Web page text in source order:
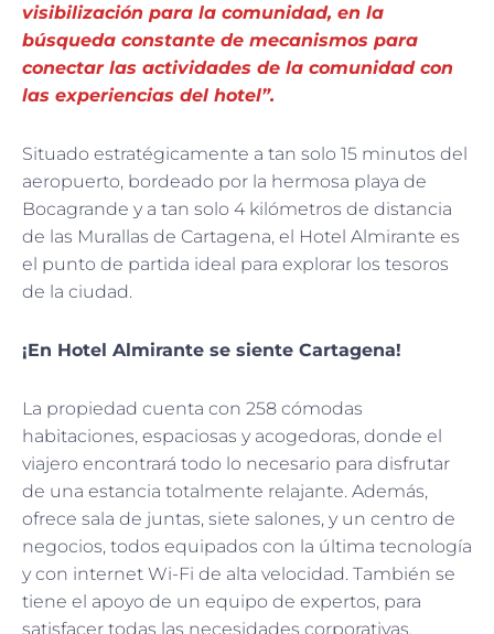
visibilización para la comunidad, en la
búsqueda constante de mecanismos para
conectar las actividades de la comunidad con
las experiencias del hotel”.
Situado estratégicamente a tan solo 15 minutos del
aeropuerto, bordeado por la hermosa playa de
Bocagrande y a tan solo 4 kilómetros de distancia
de las Murallas de Cartagena, el Hotel Almirante es
el punto de partida ideal para explorar los tesoros
de la ciudad.
¡En Hotel Almirante se siente Cartagena!
La propiedad cuenta con 258 cómodas
habitaciones, espaciosas y acogedoras, donde el
viajero encontrará todo lo necesario para disfrutar
de una estancia totalmente relajante. Además,
ofrece sala de juntas, siete salones, y un centro de
negocios, todos equipados con la última tecnología
y con internet Wi-Fi de alta velocidad. También se
tiene el apoyo de un equipo de expertos, para
satisfacer todas las necesidades corporativas.